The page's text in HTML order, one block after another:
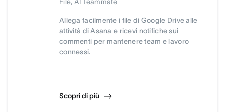
Allega facilmente i file di Google Drive alle
attività di Asana e ricevi notifiche sui
commenti per mantenere team e lavoro
connessi.
Scopri di più